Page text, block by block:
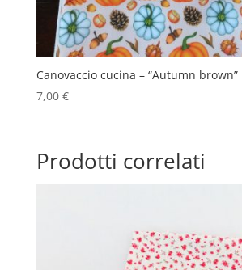
Canovaccio cucina – “Autumn brown”
7,00 €
Prodotti correlati